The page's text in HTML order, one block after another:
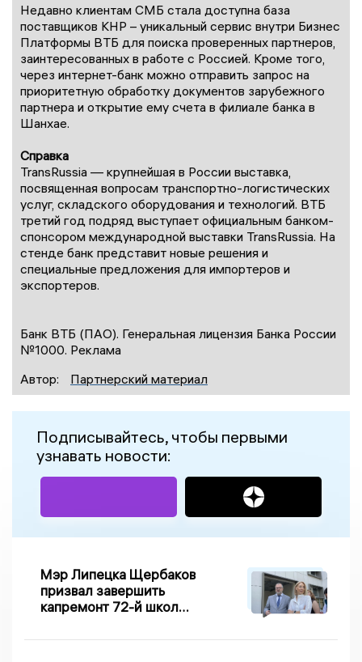
Недавно клиентам СМБ стала доступна база
поставщиков КНР – уникальный сервис внутри Бизнес
Платформы ВТБ для поиска проверенных партнеров,
заинтересованных в работе с Россией. Кроме того,
через интернет-банк можно отправить запрос на
приоритетную обработку документов зарубежного
партнера и открытие ему счета в филиале банка в
Шанхае.
Справка
TransRussia — крупнейшая в России выставка,
посвященная вопросам транспортно-логистических
услуг, складского оборудования и технологий. ВТБ
третий год подряд выступает официальным банком-
спонсором международной выставки TransRussia. На
стенде банк представит новые решения и
специальные предложения для импортеров и
экспортеров.
Банк ВТБ (ПАО). Генеральная лицензия Банка России
№1000. Реклама
Автор:
Партнерский материал
Подписывайтесь, чтобы первыми
узнавать новости:
Мэр Липецка Щербаков
призвал завершить
капремонт 72-й школы